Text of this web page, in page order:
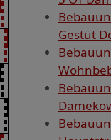
Gestüt